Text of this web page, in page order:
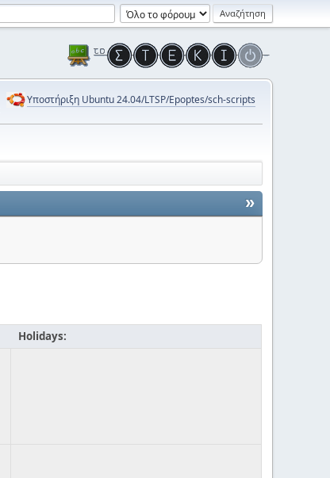
Υποστήριξη Ubuntu 24.04/LTSP/Epoptes/sch-scripts
»
Holidays: